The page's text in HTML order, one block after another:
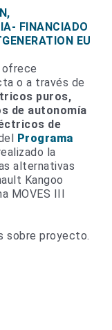
FINANCIADO
EU
ofrece
o a través de
puros,
de autonomía
de
Programa
la
alternativas
Kangoo
MOVES III
sobre proyecto.